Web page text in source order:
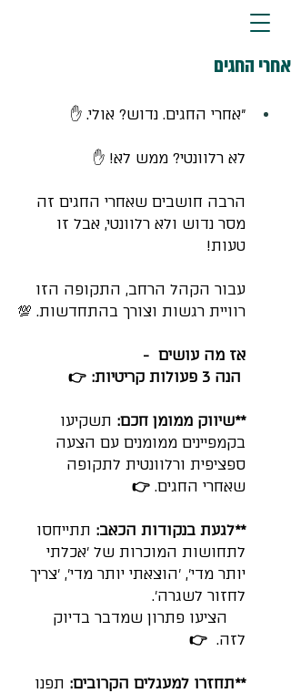
אחרי החגים
"אחרי החגים. נדוש? אולי. ✋
לא רלוונטי? ממש לא! ✋
הרבה חושבים שאחרי החגים זה
מסר נדוש ולא רלוונטי, אבל זו
טעות!
עבור הקהל הרחב, התקופה הזו
רוויית רגשות וצורך בהתחדשות. 💯
אז מה עושים  -
הנה 3 פעולות קריטיות: 👉
**שיווק ממומן חכם: תשקיעו
בקמפיינים ממומנים עם הצעה
ספציפית ורלוונטית לתקופה
שאחרי החגים. 👉
**לגעת בנקודות הכאב: תתייחסו
לתחושות המוכרות של 'אכלתי
יותר מדי', 'הוצאתי יותר מדי', 'צריך
לחזור לשגרה'.
הציעו פתרון שמדבר בדיוק
לזה. 👉
**תחזרו למעגלים הקרובים: תפנו
👋 ברוכים הבאים!
אשמח לעזור לך